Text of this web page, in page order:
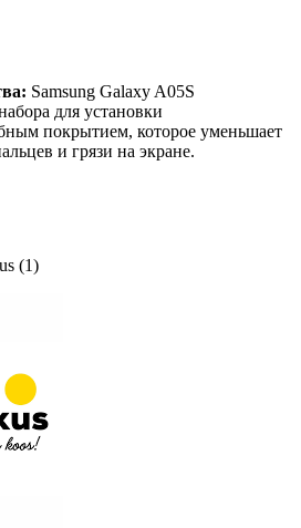
Samsung Galaxy A05S
для установки
покрытием, которое уменьшает
и грязи на экране.
(1)